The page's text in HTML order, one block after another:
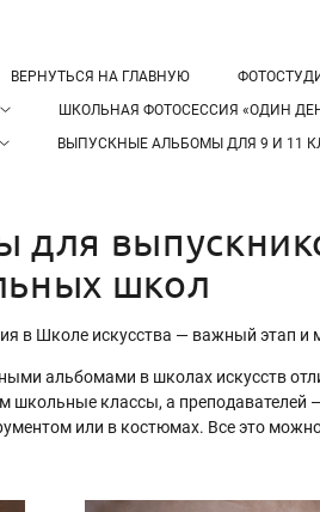
ВЕРНУТЬСЯ НА ГЛАВНУЮ
ШКОЛЬНАЯ ФОТОСЕССИЯ «ОДИН
ВЫПУСКНЫЕ АЛЬБОМЫ ДЛЯ 9 И 11
для
школ
в Школе искусства — важный этап и
альбомами в школах искусств
школьные классы, а преподавателей
или в костюмах. Все это